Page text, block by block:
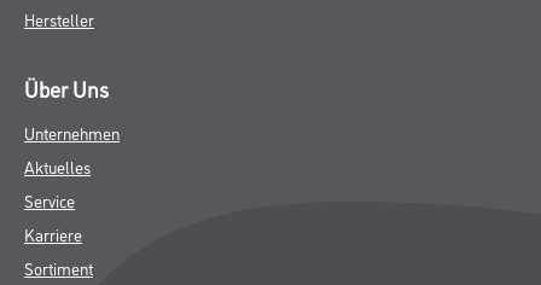
Hersteller
Über Uns
Unternehmen
Aktuelles
Service
Karriere
Sortiment